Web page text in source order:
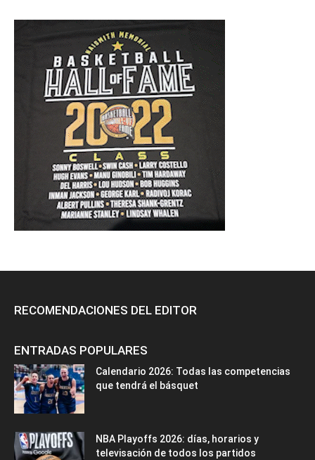
RECOMENDACIONES DEL EDITOR
ENTRADAS POPULARES
Calendario 2026: Todas las competencias
que tendrá el básquet
NBA Playoffs 2026: días, horarios y
televisación de todos los partidos